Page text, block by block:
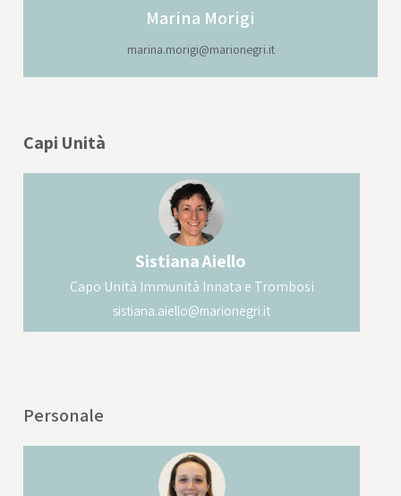
alle proprietà anti-infiammatorie,
immunomodulatorie e rigenerative ha
Marina Morigi
marina.morigi@marionegri.it
Capi Unità
SistianaAiello
Capo Unità Immunità Innata e Trombosi
sistiana.aiello@marionegri.it
Personale